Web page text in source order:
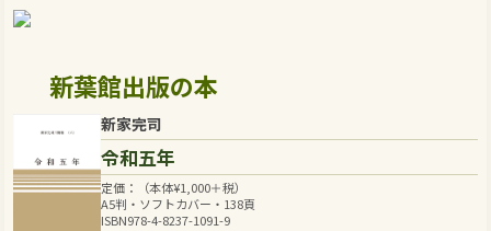
新葉館出版の本
新家完司
令和五年
定価：（本体¥1,000＋税）
A5判・ソフトカバー・138頁
ISBN978-4-8237-1091-9